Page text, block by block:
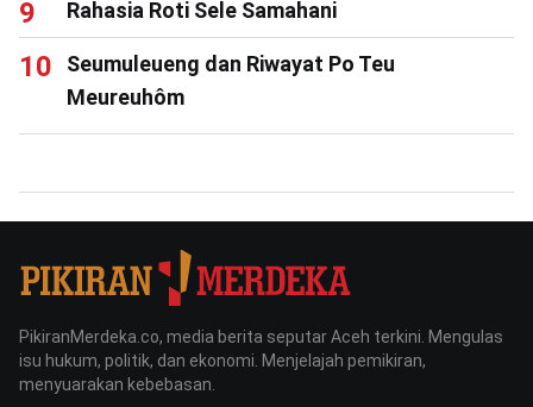
Rahasia Roti Sele Samahani
Seumuleueng dan Riwayat Po Teu
Meureuhôm
PikiranMerdeka.co, media berita seputar Aceh terkini. Mengulas
isu hukum, politik, dan ekonomi. Menjelajah pemikiran,
menyuarakan kebebasan.